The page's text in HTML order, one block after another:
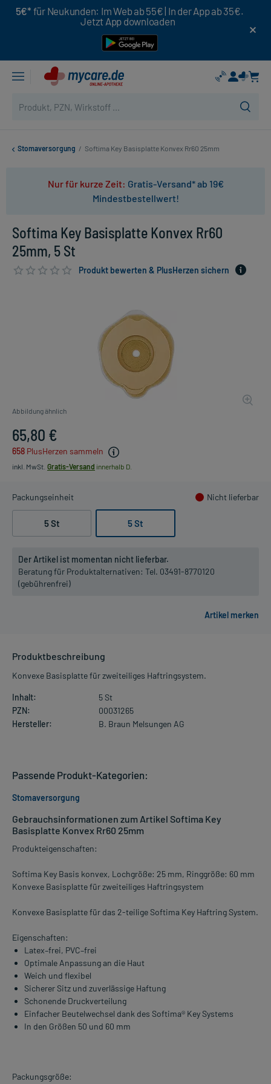
5€* für Neukunden: Im Web ab 55€ | In der App ab 35€.
Jetzt App downloaden
Stomaversorgung / Softima Key Basisplatte Konvex Rr60 25mm
Nur für kurze Zeit: Gratis-Versand* ab 19€
Mindestbestellwert!
Softima Key Basisplatte Konvex Rr60
25mm, 5 St
Produkt bewerten & PlusHerzen sichern
Abbildung ähnlich
65,80 €
658 PlusHerzen sammeln
inkl. MwSt. Gratis-Versand innerhalb D.
Packungseinheit Nicht lieferbar
5 St 5 St
Der Artikel ist momentan nicht lieferbar.
Beratung für Produktalternativen: Tel. 03491-8770120
(gebührenfrei)
Produktbeschreibung
Konvexe Basisplatte für zweiteiliges Haftringsystem.
Inhalt:
5 St
PZN:
00031265
Hersteller:
B. Braun Melsungen AG
Gebrauchsinformationen zum Artikel Softima Key
Basisplatte Konvex Rr60 25mm
Produkteigenschaften:
Softima Key Basis konvex, Lochgröße: 25 mm, Ringgröße: 60 mm
Konvexe Basisplatte für zweiteiliges Haftringsystem
Konvexe Basisplatte für das 2-teilige Softima Key Haftring System.
Eigenschaften:
Latex–frei, PVC–frei
Optimale Anpassung an die Haut
Weich und flexibel
Sicherer Sitz und zuverlässige Haftung
Schonende Druckverteilung
Einfacher Beutelwechsel dank des Softima® Key Systems
In den Größen 50 und 60 mm
Packungsgröße:
Passende Produkt-Kategorien:
Stomaversorgung